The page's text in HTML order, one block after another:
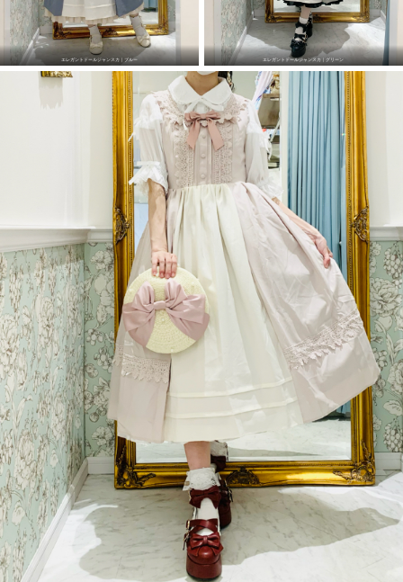
エレガントドールジャンスカ｜ブルー エレガントドールジャンスカ｜グリーン